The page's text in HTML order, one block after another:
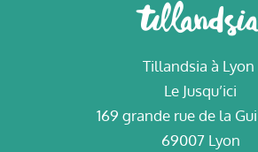
Tillandsia à Lyon
Le Jusqu’ici
169 grande rue de la
69007 Lyon